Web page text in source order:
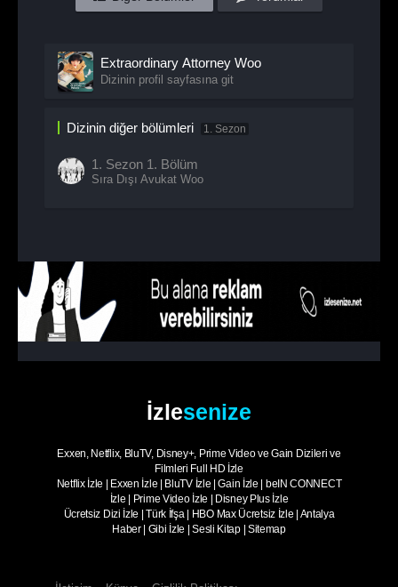
Extraordinary Attorney Woo
Dizinin profil sayfasına git
Dizinin diğer bölümleri 1. Sezon
1. Sezon 1. Bölüm
Sıra Dışı Avukat Woo
İzlesenize
Exxen, Netflix, BluTV, Disney+, Prime Video ve Gain Dizileri ve
Filmleri Full HD İzle
Netflix İzle | Exxen İzle | BluTV İzle |Gain İzle | beIN CONNECT
İzle | Prime Video İzle | Disney Plus İzle
Ücretsiz Dizi İzle |Türk İfşa | HBO Max Ücretsiz İzle | Antalya
Haber| Gibi İzle |Sesli Kitap| Sitemap